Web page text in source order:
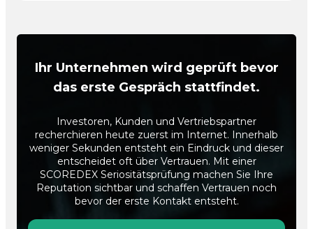
Ihr Unternehmen wird geprüft bevor
das erste Gespräch stattfindet.
Investoren, Kunden und Vertriebspartner
recherchieren heute zuerst im Internet. Innerhalb
weniger Sekunden entsteht ein Eindruck und dieser
entscheidet oft über Vertrauen. Mit einer
SCOREDEX Seriositätsprüfung machen Sie Ihre
Reputation sichtbar und schaffen Vertrauen noch
bevor der erste Kontakt entsteht.